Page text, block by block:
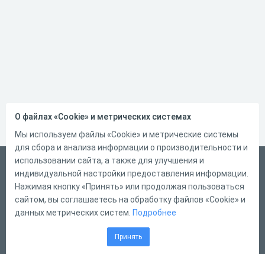
Русский
Справка
Форма обратной связи
О файлах «Cookie» и метрических системах
Мы используем файлы «Cookie» и метрические системы
для сбора и анализа информации о производительности и
использовании сайта, а также для улучшения и
индивидуальной настройки предоставления информации.
Нажимая кнопку «Принять» или продолжая пользоваться
сайтом, вы соглашаетесь на обработку файлов «Cookie» и
данных метрических систем. Подробнее
Принять